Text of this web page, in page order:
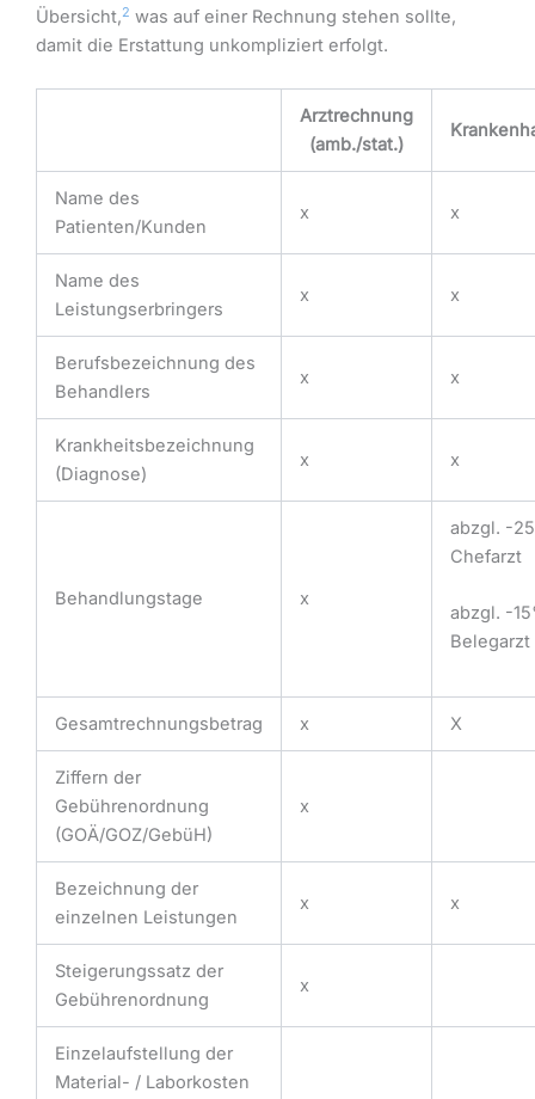
Übersicht,2 was auf einer Rechnung stehen sollte,
damit die Erstattung unkompliziert erfolgt.
Arztrechnung
(amb./stat.)
Name des
Patienten/Kunden
x x
Name des
Leistungserbringers
x x
Berufsbezeichnung des
Behandlers
x x
Krankheitsbezeichnung
(Diagnose)
x x
Behandlungstage x
abzgl. -
Chefarzt
abzgl. -
Belegarzt
Gesamtrechnungsbetrag x X
Ziffern der
Gebührenordnung
(GOÄ/GOZ/GebüH)
x
Bezeichnung der
einzelnen Leistungen
x x
Steigerungssatz der
Gebührenordnung
x
Einzelaufstellung der
Material- / Laborkosten